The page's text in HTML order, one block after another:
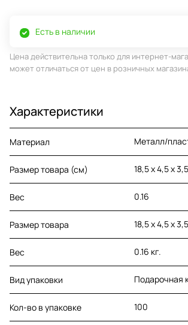
Есть в наличии
Цена действительна только для интернет-
может отличаться от цен в розничных
Характеристики
Материал Металл/
Размер товара (см) 18,5 х 4,5 х
Вес 0.16
Размер товара 18,5 х 4,5 х
Вес 0.16 кг.
Вид упаковки Подарочная
Кол-во в упаковке 100